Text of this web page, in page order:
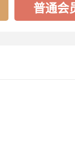
普通会